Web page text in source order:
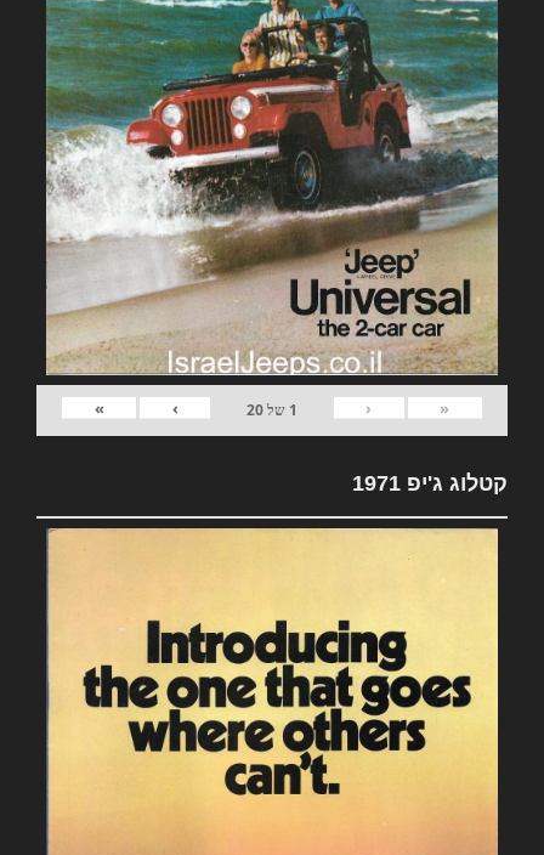
«
‹
1 של20
›
»
קטלוג ג'יפ 1971